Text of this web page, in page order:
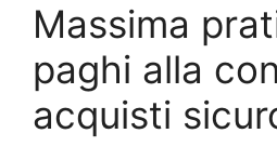
Massima
paghi alla
acquisti